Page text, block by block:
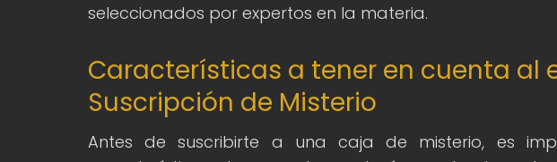
seleccionados por expertos en la materia.
Características a tener en cuenta al
Suscripción de Misterio
Antes de suscribirte a una caja de misterio, es